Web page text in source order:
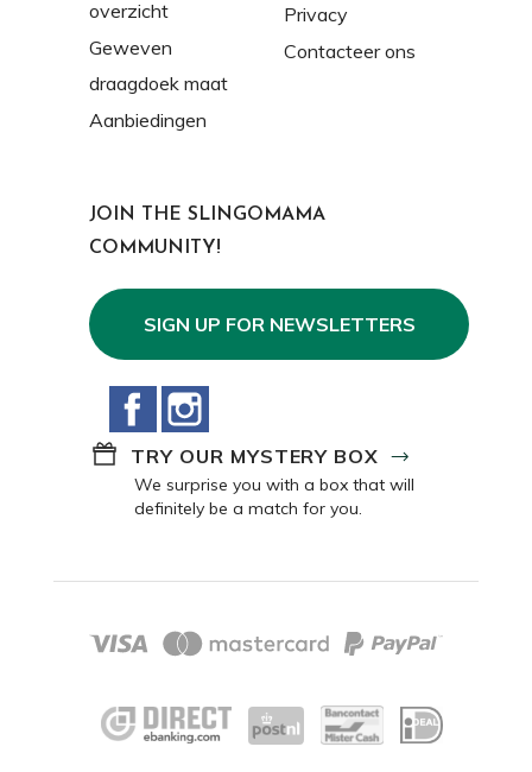
overzicht
Geweven
draagdoek maat
Aanbiedingen
Privacy
Contacteer ons
JOIN THE SLINGOMAMA
COMMUNITY!
SIGN UP FOR NEWSLETTERS
Facebook
TRY OUR MYSTERY BOX
We surprise you with a box that will
definitely be a match for you.